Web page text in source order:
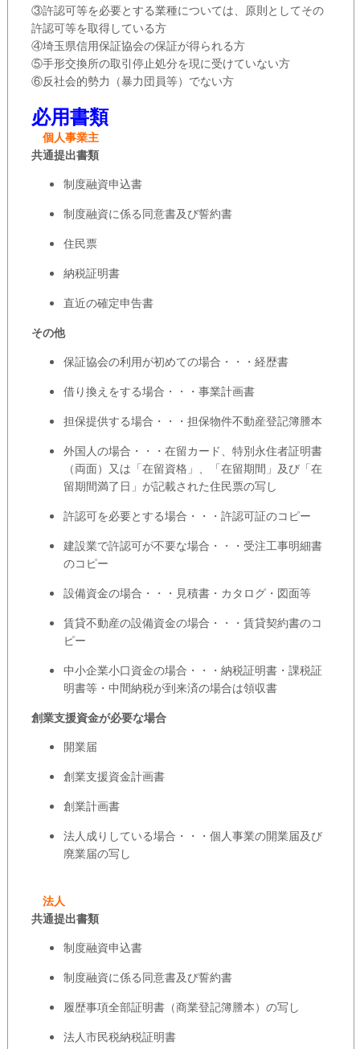
③許認可等を必要とする業種については、原則としてその
許認可等を取得している方
④埼玉県信用保証協会の保証が得られる方
⑤手形交換所の取引停止処分を現に受けていない方
⑥反社会的勢力（暴力団員等）でない方
必用書類
個人事業主
共通提出書類
制度融資申込書
制度融資に係る同意書及び誓約書
住民票
納税証明書
直近の確定申告書
その他
保証協会の利用が初めての場合・・・経歴書
借り換えをする場合・・・事業計画書
担保提供する場合・・・担保物件不動産登記簿謄本
外国人の場合・・・在留カード、特別永住者証明書
（両面）又は「在留資格」、「在留期間」及び「在
留期間満了日」が記載された住民票の写し
許認可を必要とする場合・・・許認可証のコピー
建設業で許認可が不要な場合・・・受注工事明細書
のコピー
設備資金の場合・・・見積書・カタログ・図面等
賃貸不動産の設備資金の場合・・・賃貸契約書のコ
ピー
中小企業小口資金の場合・・・納税証明書・課税証
明書等・中間納税が到来済の場合は領収書
創業支援資金が必要な場合
開業届
創業支援資金計画書
創業計画書
法人成りしている場合・・・個人事業の開業届及び
廃業届の写し
法人
共通提出書類
制度融資申込書
制度融資に係る同意書及び誓約書
履歴事項全部証明書（商業登記簿謄本）の写し
法人市民税納税証明書